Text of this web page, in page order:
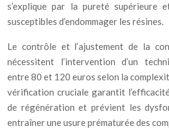
s’explique par la pureté supérieure et
susceptibles d’endommager les résines.
Le contrôle et l’ajustement de la
nécessitent l’intervention d’un
entre 80 et 120 euros selon la
vérification cruciale garantit
de régénération et prévient les
entraîner une usure prématurée des